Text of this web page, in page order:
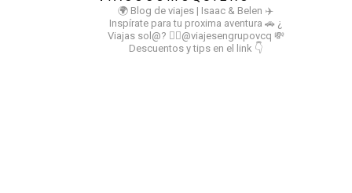
🌍 Blog de viajes | Isaac & Belen ✈️
Inspírate para tu proxima aventura 🚗 ¿
Viajas sol@? 👉🏻@viajesengrupovcq 💸
Descuentos y tips en el link 👇